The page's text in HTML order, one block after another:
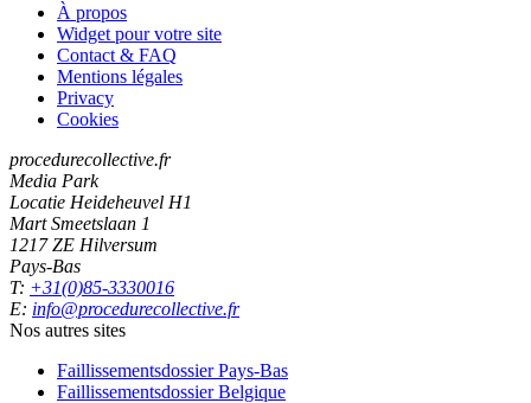
À propos
Widget pour votre site
Contact & FAQ
Mentions légales
Privacy
Cookies
procedurecollective.fr
Media Park
Locatie Heideheuvel H1
Mart Smeetslaan 1
1217 ZE Hilversum
Pays-Bas
T: +31(0)85-3330016
E: info@procedurecollective.fr
Nos autres sites
Faillissementsdossier Pays-Bas
Faillissementsdossier Belgique